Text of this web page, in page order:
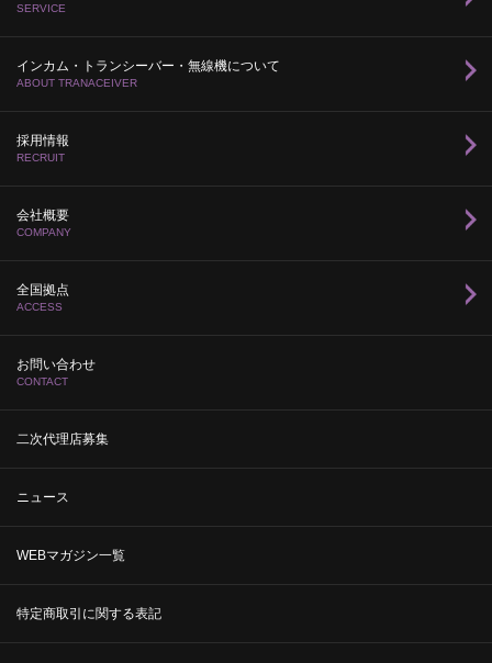
SERVICE
インカム・トランシーバー・無線機について
ABOUT TRANACEIVER
採用情報
RECRUIT
会社概要
COMPANY
全国拠点
ACCESS
お問い合わせ
CONTACT
二次代理店募集
ニュース
WEBマガジン一覧
特定商取引に関する表記